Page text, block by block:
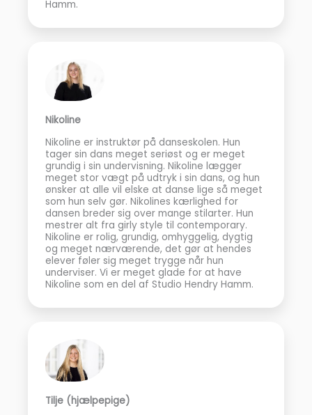
Hamm.
Nikoline
Nikoline er instruktør på danseskolen. Hun
tager sin dans meget seriøst og er meget
grundig i sin undervisning. Nikoline lægger
meget stor vægt på udtryk i sin dans, og hun
ønsker at alle vil elske at danse lige så meget
som hun selv gør. Nikolines kærlighed for
dansen breder sig over mange stilarter. Hun
mestrer alt fra girly style til contemporary.
Nikoline er rolig, grundig, omhyggelig, dygtig
og meget nærværende, det gør at hendes
elever føler sig meget trygge når hun
underviser. Vi er meget glade for at have
Nikoline som en del af Studio Hendry Hamm.
Tilje (hjælpepige)